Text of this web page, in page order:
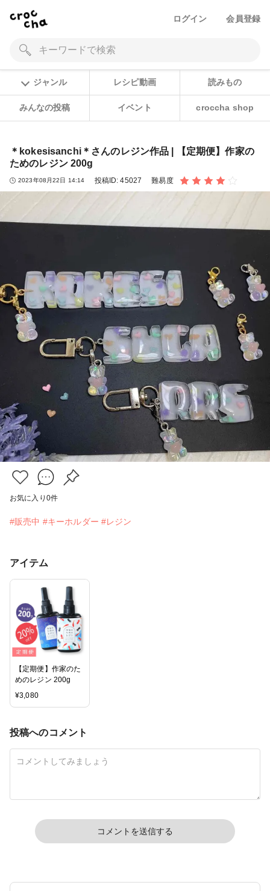
ログイン 会員登録
ジャンル レシピ動画 読みもの
みんなの投稿 イベント croccha shop
＊kokesisanchi＊さんのレジン作品 | 【定期便】作家の
ためのレジン 200g
2023年08月22日 14:14 投稿ID:45027 難易度
お気に入り 0件
#販売中 #キーホルダー #レジン
アイテム
【定期便】作家のた
めのレジン 200g
¥3,080
投稿へのコメント
コメントを送信する